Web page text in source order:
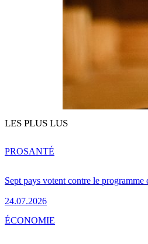
LES PLUS LUS
Sept pays votent contre le programme
24.07.2026
PROSANTÉ
ÉCONOMIE